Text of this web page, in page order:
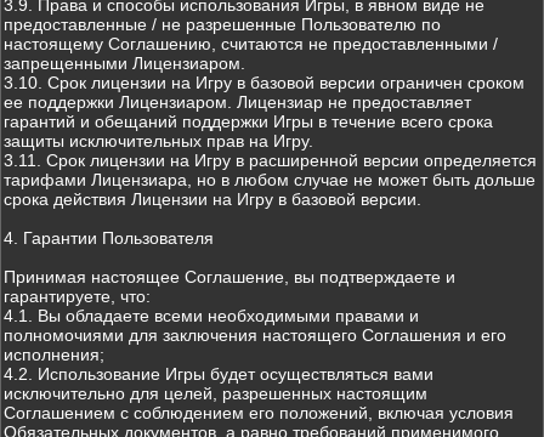
3.9. Права и способы использования Игры, в явном виде не
предоставленные / не разрешенные Пользователю по
настоящему Соглашению, считаются не предоставленными /
запрещенными Лицензиаром.
3.10. Срок лицензии на Игру в базовой версии ограничен сроком
ее поддержки Лицензиаром. Лицензиар не предоставляет
гарантий и обещаний поддержки Игры в течение всего срока
защиты исключительных прав на Игру.
3.11. Срок лицензии на Игру в расширенной версии определяется
тарифами Лицензиара, но в любом случае не может быть дольше
срока действия Лицензии на Игру в базовой версии.
4. Гарантии Пользователя
Принимая настоящее Соглашение, вы подтверждаете и
гарантируете, что:
4.1. Вы обладаете всеми необходимыми правами и
полномочиями для заключения настоящего Соглашения и его
исполнения;
4.2. Использование Игры будет осуществляться вами
исключительно для целей, разрешенных настоящим
Соглашением с соблюдением его положений, включая условия
Обязательных документов, а равно требований применимого